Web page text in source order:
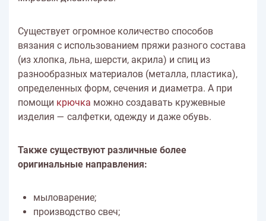
Существует огромное количество способов
вязания с использованием пряжи разного состава
(из хлопка, льна, шерсти, акрила) и спиц из
разнообразных материалов (металла, пластика),
определенных форм, сечения и диаметра. А при
помощи крючка можно создавать кружевные
изделия — салфетки, одежду и даже обувь.
Также существуют различные более
оригинальные направления:
мыловарение;
производство свеч;